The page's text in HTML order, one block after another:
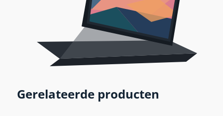
Gerelateerde producten